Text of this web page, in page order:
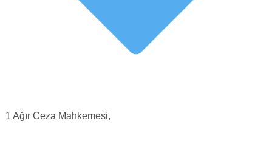
1 Ağır Ceza Mahkemesi,